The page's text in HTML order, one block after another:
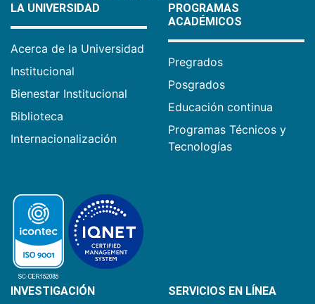
LA UNIVERSIDAD
Acerca de la Universidad
Institucional
Bienestar Institucional
Biblioteca
Internacionalización
PROGRAMAS
ACADÉMICOS
Pregrados
Posgrados
Educación continua
Programas Técnicos y
Tecnologías
INVESTIGACIÓN SERVICIOS EN LÍNEA